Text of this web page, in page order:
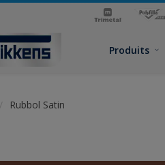
Produits
Rubbol Satin